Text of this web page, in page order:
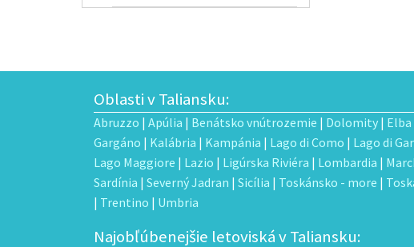
Oblasti v Taliansku:
Abruzzo | Apúlia | Benátsko vnútrozemie | Dolomity | Elba
Gargáno | Kalábria | Kampánia | Lago di Como | Lago di
Lago Maggiore | Lazio | Ligúrska Riviéra | Lombardia |
Sardínia | Severný Jadran | Sicília | Toskánsko - more |
| Trentino | Umbria
Najobľúbenejšie letoviská v Taliansku: